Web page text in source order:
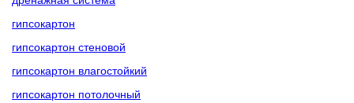
гипсокартон
гипсокартон стеновой
гипсокартон влагостойкий
гипсокартон потолочный